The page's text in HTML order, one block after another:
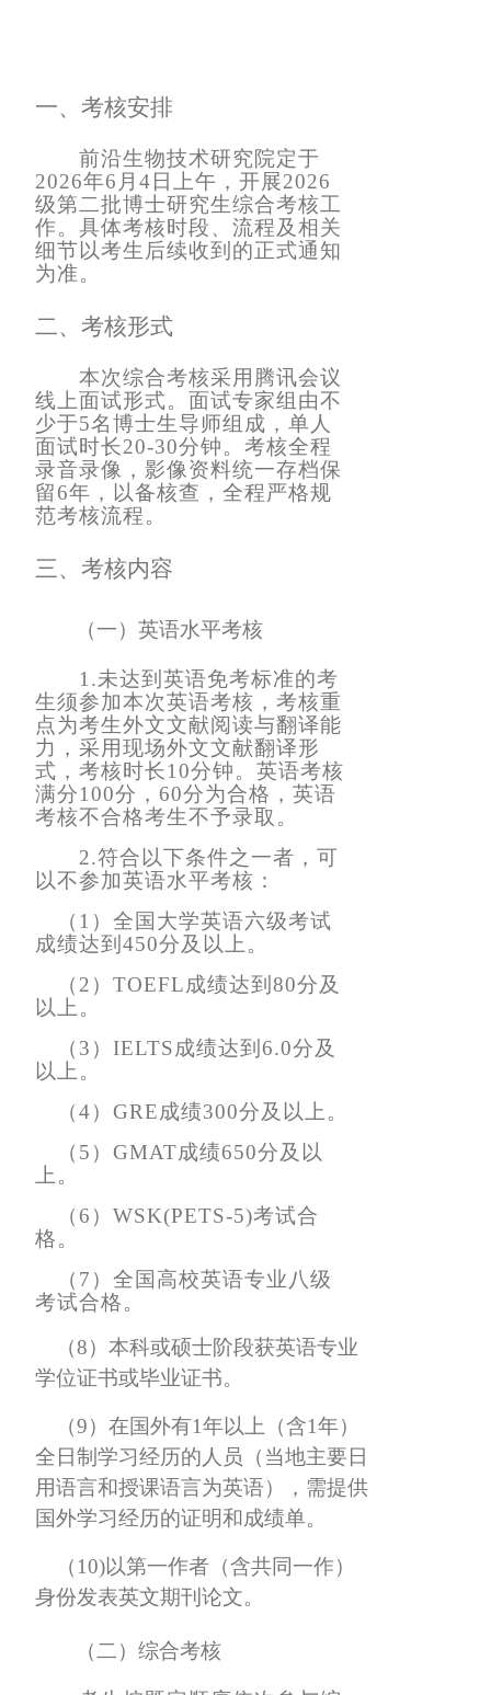
一、 考核安排
前沿生物技术研究院定于
2026年6月4日上午，开展2026
级第二批博士研究生综合考核工
作。 具体考核时段、流程及相关
细节以考生后续收到的正式通知
为准。
二、 考核形式
本次综合考核采用腾讯会议
线上面试形式。面试专家组由不
少于5名博士生导师组成，单人
面试时长20-30分钟。考核全程
录音录像，影像资料统一存档保
留6年，以备核查，全程严格规
范考核流程。
三、 考核内容
（一） 英语水平考核
1.未达到英语免考标准的考
生须参加本次英语考核，考核重
点为考生外文文献阅读与翻译能
力，采用现场外文文献翻译形
式，考核时长10分钟。英语考核
满分100分，60分为合格，英语
考核不合格考生不予录取。
2.符合以下条件之一者，可
以不参加英语水平考核：
（ 1）全国大学英语六级考试
成绩达到450分及以上。
（ 2）TOEFL成绩达到80分及
以上。
（ 3）IELTS成绩达到6.0分及
以上。
（4）GRE成绩300分及以上。
（ 5）GMAT成绩650分及以
上。
（6）WSK(PETS-5)考试合
格。
（ 7）全国高校英语专业八级
考试合格。
（8）本科或硕士阶段获英语专业
学位证书或毕业证书。
（9）在国外有1年以上（含1年）
全日制学习经历的人员（当地主要日
用语言和授课语言为英语），需提供
国外学习经历的证明和成绩单。
（10)以第一作者（含共同一作）
身份发表英文期刊论文。
（二） 综合考核